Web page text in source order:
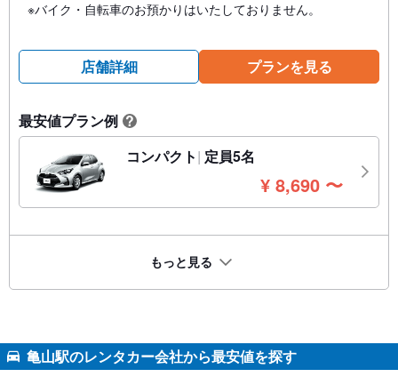
※バイク・自転車のお預かりはいたしておりません。
店舗詳細 プランを見る
最安値プラン例 ?
コンパクト 定員5名
¥ 8,690 円
〜
もっと見る
亀山駅のレンタカー会社から最安値を探す